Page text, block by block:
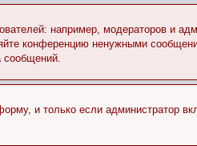
например, модераторов и
конференцию ненужными
сообщений.
и только если администратор